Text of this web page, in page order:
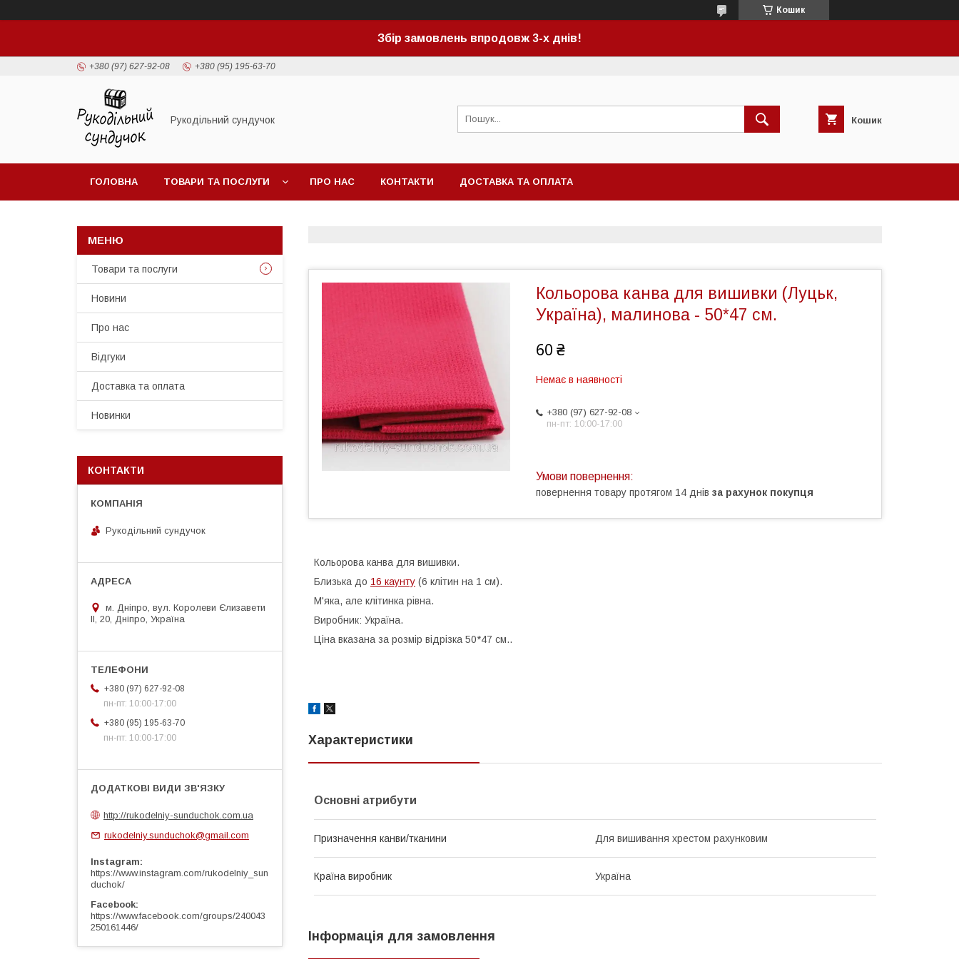
Кошик
Збір замовлень впродовж 3-х днів!
+380 (97) 627-92-08 +380 (95) 195-63-70
Рукодільний сундучок Кошик
ГОЛОВНА ТОВАРИ ТА ПОСЛУГИ ПРО НАС КОНТАКТИ ДОСТАВКА ТА ОПЛАТА
Кольорова канва для вишивки (Луцьк,
Україна), малинова - 50*47 см.
60 ₴
Немає в наявності
+380 (97) 627-92-08
пн-пт: 10:00-17:00
повернення товару протягом 14 днів за рахунок покупця
Кольорова канва для вишивки.
Близька до 16 каунту (6 клітин на 1 см).
М'яка, але клітинка рівна.
Виробник: Україна.
Ціна вказана за розмір відрізка 50*47 см..
Характеристики
Основні атрибути
Призначення канви/тканини Для вишивання хрестом рахунковим
Країна виробник Україна
Інформація для замовлення
Товари та послуги
Новини
Про нас
Відгуки
Доставка та оплата
Новинки
КОНТАКТИ
Рукодільний сундучок
м. Дніпро, вул. Королеви Єлизавети
ІІ, 20, Дніпро, Україна
+380 (97) 627-92-08
пн-пт: 10:00-17:00
+380 (95) 195-63-70
пн-пт: 10:00-17:00
http://rukodelniy-sunduchok.com.ua
rukodelniy.sunduchok@gmail.com
Instagram
https://www.instagram.com/rukodelniy_sun
duchok/
Facebook
https://www.facebook.com/groups/240043
250161446/